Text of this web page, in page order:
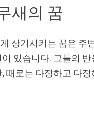
새의 꿈
상기시키는 꿈은 주
있습니다. 그들의
때로는 다정하고 다